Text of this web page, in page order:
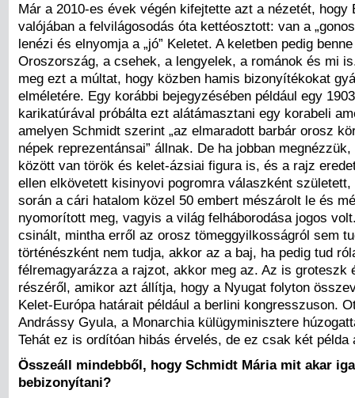
Már a 2010-es évek végén kifejtette azt a nézetét, hogy
valójában a felvilágosodás óta kettéosztott: van a
lenézi és elnyomja a „jó” Keletet. A keletben pedig
Oroszország, a csehek, a lengyelek, a románok és mi
meg ezt a múltat, hogy közben hamis bizonyítékokat
elméletére. Egy korábbi bejegyzésében például egy
karikatúrával próbálta ezt alátámasztani egy korabeli
amelyen Schmidt szerint „az elmaradott barbár orosz
népek reprezentánsai” állnak. De ha jobban
között van török és kelet-ázsiai figura is, és a rajz
ellen elkövetett kisinyovi pogromra válaszként született,
során a cári hatalom közel 50 embert mészárolt le és
nyomorított meg, vagyis a világ felháborodása jogos
csinált, mintha erről az orosz tömeggyilkosságról sem
történészként nem tudja, akkor az a baj, ha pedig tud
félremagyarázza a rajzot, akkor meg az. Az is groteszk
részéről, amikor azt állítja, hogy a Nyugat folyton
Kelet-Európa határait például a berlini kongresszuson.
Andrássy Gyula, a Monarchia külügyminisztere
Tehát ez is ordítóan hibás érvelés, de ez csak két példa
Összeáll mindebből, hogy Schmidt Mária mit akar
bebizonyítani?